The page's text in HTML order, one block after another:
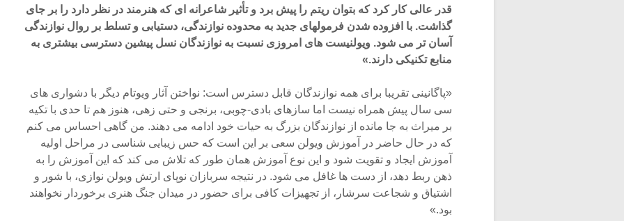
قدر عالی کار کرد که بتوان ریتم را پیش برد و تأثیر شاعرانه ای که هنرمند در نظر دارد را بر جای
گذاشت. با افزوده شدن فرمولهای جدید به محدوده نوازندگی، دستیابی و تسلط بر روال نوازندگی
آسان تر می شود. ویولنیست های امروزی نسبت به نوازندگان نسل پیشین دسترسی بیشتری به
منابع تکنیکی دارند.»
«پاگانینی تقریبا برای همه نوازندگان قابل دسترس است: نواختن آثار ویوتام دیگر با دشواری های
سی سال پیش همراه نیست اما سازهای بادی-چوبی، برنجی و حتی زهی، هنوز هم تا حدی با تکیه
بر میراث به جا مانده از نوازندگان بزرگ به حیات خود ادامه می دهند. من گاهی احساس می کنم
که در حال حاضر در آموزش ویولن سعی بر این است که حس زیبایی شناسی در مراحل اولیه
آموزش ایجاد و تقویت شود و این نوع آموزش همان طور که تلاش می کند که این آموزش را به
ذهن ربط دهد، از دست ها غافل می شود. در نتیجه سربازان نوپای ارتش ویولن نوازی، با شور و
اشتیاق و شجاعت سرشار، از تجهیزات کافی برای حضور در میدان جنگ هنری برخوردار نخواهند
بود.»